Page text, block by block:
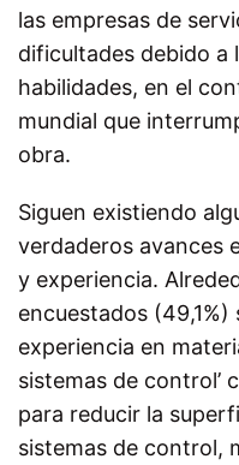
las empresas de
dificultades debido a
habilidades, en el
mundial que
obra.
Siguen existiendo
verdaderos avances
y experiencia.
encuestados (49,1%)
experiencia en
sistemas de control’
para reducir la
sistemas de control,